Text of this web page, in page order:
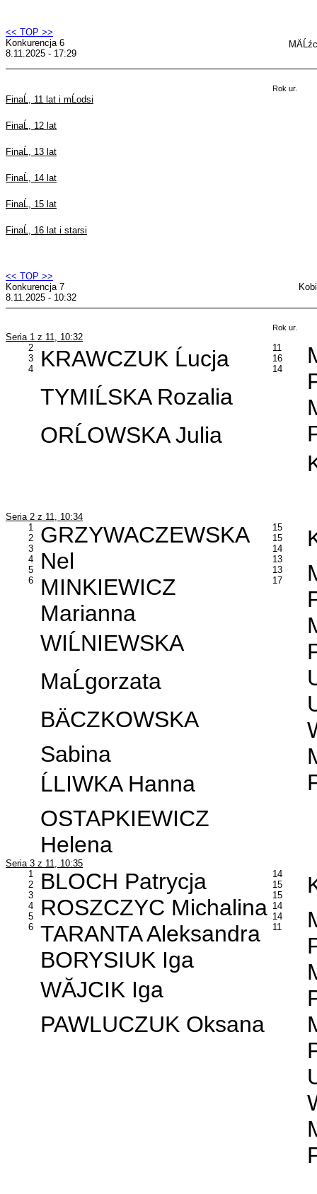
<< TOP >>
Konkurencja 6
8.11.2025 - 17:29
Rok ur.
FinaĹ, 11 lat i mĹodsi
FinaĹ, 12 lat
FinaĹ, 13 lat
FinaĹ, 14 lat
FinaĹ, 15 lat
FinaĹ, 16 lat i starsi
<< TOP >>
Konkurencja 7
8.11.2025 - 10:32
Rok ur.
Seria 1 z 11, 10:32
2
3
4
KRAWCZUK Ĺucja
TYMIĹSKA Rozalia
ORĹOWSKA Julia
11
16
14
Seria 2 z 11, 10:34
1
2
3
4
5
6
GRZYWACZEWSKA
Nel
MINKIEWICZ
Marianna
WIĹNIEWSKA
MaĹgorzata
BÄCZKOWSKA
Sabina
ĹLIWKA Hanna
OSTAPKIEWICZ
Helena
15
15
14
13
13
17
Seria 3 z 11, 10:35
1
2
3
4
5
6
BLOCH Patrycja
ROSZCZYC Michalina
TARANTA Aleksandra
BORYSIUK Iga
WĂJCIK Iga
PAWLUCZUK Oksana
14
15
15
14
14
11